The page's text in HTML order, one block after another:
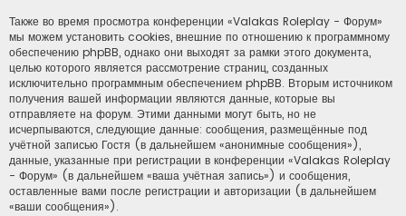
Также во время просмотра конференции «Valakas Roleplay - Форум»
мы можем установить cookies, внешние по отношению к программному
обеспечению phpBB, однако они выходят за рамки этого документа,
целью которого является рассмотрение страниц, созданных
исключительно программным обеспечением phpBB. Вторым источником
получения вашей информации являются данные, которые вы
отправляете на форум. Этими данными могут быть, но не
исчерпываются, следующие данные: сообщения, размещённые под
учётной записью Гостя (в дальнейшем «анонимные сообщения»),
данные, указанные при регистрации в конференции «Valakas Roleplay
- Форум» (в дальнейшем «ваша учётная запись») и сообщения,
оставленные вами после регистрации и авторизации (в дальнейшем
«ваши сообщения»).